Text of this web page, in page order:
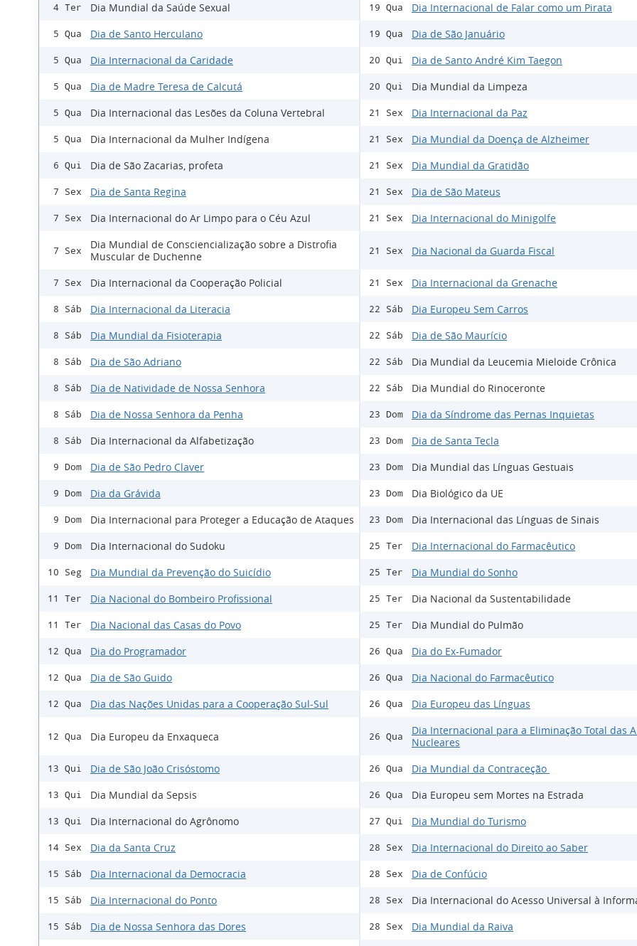
4 Ter Dia Mundial da Saúde Sexual
5 Qua Dia de Santo Herculano
5 Qua Dia Internacional da Caridade
5 Qua Dia de Madre Teresa de Calcutá
5 Qua Dia Internacional das Lesões da Coluna Vertebral
5 Qua Dia Internacional da Mulher Indígena
6 Qui Dia de São Zacarias, profeta
7 Sex Dia de Santa Regina
7 Sex Dia Internacional do Ar Limpo para o Céu Azul
7 Sex
Dia Mundial de Consciencialização sobre a Distrofia
Muscular de Duchenne
7 Sex Dia Internacional da Cooperação Policial
8 Sáb Dia Internacional da Literacia
8 Sáb Dia Mundial da Fisioterapia
8 Sáb Dia de São Adriano
8 Sáb Dia de Natividade de Nossa Senhora
8 Sáb Dia de Nossa Senhora da Penha
8 Sáb Dia Internacional da Alfabetização
9 Dom Dia de São Pedro Claver
9 Dom Dia da Grávida
9 Dom Dia Internacional para Proteger a Educação de Ataques
9 Dom Dia Internacional do Sudoku
10 Seg Dia Mundial da Prevenção do Suicídio
11 Ter Dia Nacional do Bombeiro Profissional
11 Ter Dia Nacional das Casas do Povo
12 Qua Dia do Programador
12 Qua Dia de São Guido
12 Qua Dia das Nações Unidas para a Cooperação Sul-Sul
12 Qua Dia Europeu da Enxaqueca
13 Qui Dia de São João Crisóstomo
13 Qui Dia Mundial da Sepsis
13 Qui Dia Internacional do Agrônomo
14 Sex Dia da Santa Cruz
15 Sáb Dia Internacional da Democracia
15 Sáb Dia Internacional do Ponto
15 Sáb Dia de Nossa Senhora das Dores
19 Qua Dia Internacional de Falar como um Pirata
19 Qua Dia de São Januário
20 Qui Dia de Santo André Kim Taegon
20 Qui Dia Mundial da Limpeza
21 Sex Dia Internacional da Paz
21 Sex Dia Mundial da Doença de Alzheimer
21 Sex Dia Mundial da Gratidão
21 Sex Dia de São Mateus
21 Sex Dia Internacional do Minigolfe
21 Sex Dia Nacional da Guarda Fiscal
21 Sex Dia Internacional da Grenache
22 Sáb Dia Europeu Sem Carros
22 Sáb Dia de São Maurício
22 Sáb Dia Mundial da Leucemia Mieloide Crônica
22 Sáb Dia Mundial do Rinoceronte
23 Dom Dia da Síndrome das Pernas Inquietas
23 Dom Dia de Santa Tecla
23 Dom Dia Mundial das Línguas Gestuais
23 Dom Dia Biológico da UE
23 Dom Dia Internacional das Línguas de Sinais
25 Ter Dia Internacional do Farmacêutico
25 Ter Dia Mundial do Sonho
25 Ter Dia Nacional da Sustentabilidade
25 Ter Dia Mundial do Pulmão
26 Qua Dia do Ex-Fumador
26 Qua Dia Nacional do Farmacêutico
26 Qua Dia Europeu das Línguas
26 Qua
Dia Internacional para a Eliminação Total das
Nucleares
26 Qua Dia Mundial da Contraceção
26 Qua Dia Europeu sem Mortes na Estrada
27 Qui Dia Mundial do Turismo
28 Sex Dia Internacional do Direito ao Saber
28 Sex Dia de Confúcio
28 Sex Dia Internacional do Acesso Universal à
28 Sex Dia Mundial da Raiva